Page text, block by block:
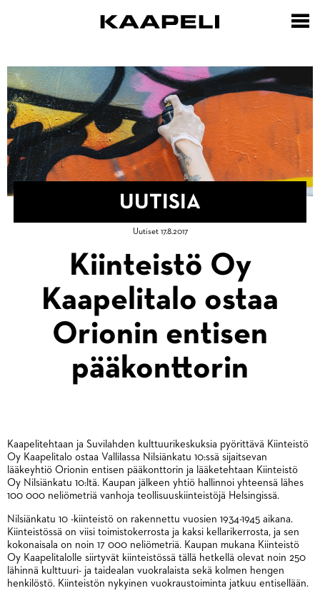
UUTISIA
Uutiset 17.8.2017
Kiinteistö Oy
Kaapelitalo ostaa
Orionin entisen
pääkonttorin
Kaapelitehtaan ja Suvilahden kulttuurikeskuksia pyörittävä Kiinteistö
Oy Kaapelitalo ostaa Vallilassa Nilsiänkatu 10:ssä sijaitsevan
lääkeyhtiö Orionin entisen pääkonttorin ja lääketehtaan Kiinteistö
Oy Nilsiänkatu 10:ltä. Kaupan jälkeen yhtiö hallinnoi yhteensä lähes
100 000 neliömetriä vanhoja teollisuuskiinteistöjä Helsingissä.
Nilsiänkatu 10 -kiinteistö on rakennettu vuosien 1934-1945 aikana.
Kiinteistössä on viisi toimistokerrosta ja kaksi kellarikerrosta, ja sen
kokonaisala on noin 17 000 neliömetriä. Kaupan mukana Kiinteistö
Oy Kaapelitalolle siirtyvät kiinteistössä tällä hetkellä olevat noin 250
lähinnä kulttuuri- ja taidealan vuokralaista sekä kolmen hengen
henkilöstö. Kiinteistön nykyinen vuokraustoiminta jatkuu entisellään.